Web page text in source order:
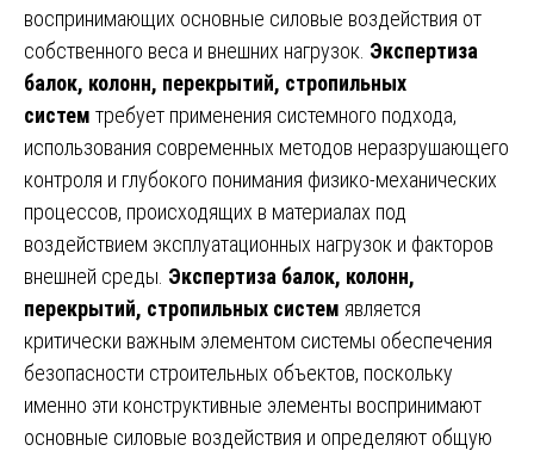
воспринимающих основные силовые воздействия от
собственного веса и внешних нагрузок. Экспертиза
балок, колонн, перекрытий, стропильных
систем требует применения системного подхода,
использования современных методов неразрушающего
контроля и глубокого понимания физико-механических
процессов, происходящих в материалах под
воздействием эксплуатационных нагрузок и факторов
внешней среды. Экспертиза балок, колонн,
перекрытий, стропильных систем является
критически важным элементом системы обеспечения
безопасности строительных объектов, поскольку
именно эти конструктивные элементы воспринимают
основные силовые воздействия и определяют общую